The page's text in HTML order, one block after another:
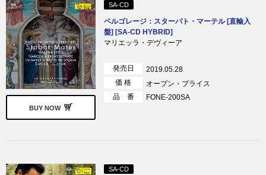
BUY NOW
SA-CD
ペルゴレージ：スターバト・マーテル [直輸入
盤] [SA-CD HYBRID]
マリエッラ・デヴィーア
発売日
2019.05.28
価 格
オープン・プライス
品 番
FONE-200SA
SA-CD